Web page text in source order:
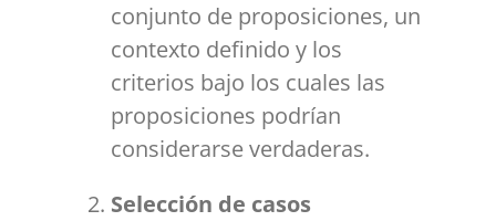
conjunto de proposiciones, un
contexto definido y los
criterios bajo los cuales las
proposiciones podrían
considerarse verdaderas.
Selección de casos